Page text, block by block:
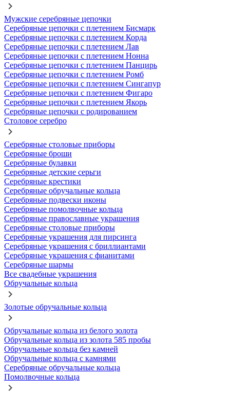
Мужские серебряные цепочки
Серебряные цепочки с плетением Бисмарк
Серебряные цепочки с плетением Корда
Серебряные цепочки с плетением Лав
Серебряные цепочки с плетением Нонна
Серебряные цепочки с плетением Панцирь
Серебряные цепочки с плетением Ромб
Серебряные цепочки с плетением Сингапур
Серебряные цепочки с плетением Фигаро
Серебряные цепочки с плетением Якорь
Серебряные цепочки с родированием
Столовое серебро
Серебряные столовые приборы
Серебряные броши
Серебряные булавки
Серебряные детские серьги
Серебряные крестики
Серебряные обручальные кольца
Серебряные подвески иконы
Серебряные помолвочные кольца
Серебряные православные украшения
Серебряные столовые приборы
Серебряные украшения для пирсинга
Серебряные украшения с бриллиантами
Серебряные украшения с фианитами
Серебряные шармы
Все свадебные украшения
Обручальные кольца
Золотые обручальные кольца
Обручальные кольца из белого золота
Обручальные кольца из золота 585 пробы
Обручальные кольца без камней
Обручальные кольца с камнями
Серебряные обручальные кольца
Помолвочные кольца